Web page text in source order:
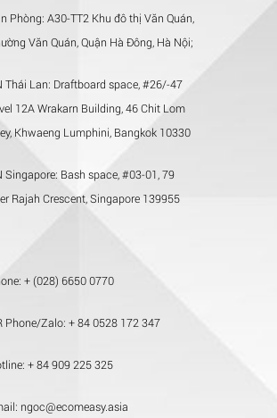
Phòng: A30-TT2 Khu đô thị Văn Quán,
Văn Quán, Quận Hà Đông, Hà Nội;
Thái Lan: Draftboard space, #26/-47
12A Wrakarn Building, 46 Chit Lom
Khwaeng Lumphini, Bangkok 10330
Singapore: Bash space, #03-01, 79
Rajah Crescent, Singapore 139955
+ (028) 6650 0770
Phone/Zalo: + 84 0528 172 347
+ 84 909 225 325
ngoc@ecomeasy.asia